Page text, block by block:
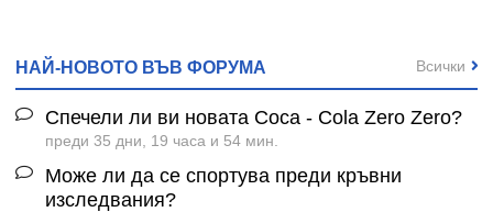
НАЙ-НОВОТО ВЪВ ФОРУМА
Спечели ли ви новата Coca - Cola Zero Zero?
преди 35 дни, 19 часа и 54 мин.
Може ли да се спортува преди кръвни
изследвания?
Всички